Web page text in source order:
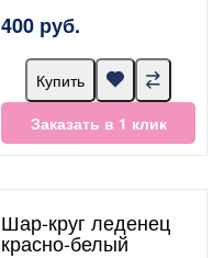
400 руб.
Купить
Заказать в 1 клик
Шар-круг леденец
красно-белый